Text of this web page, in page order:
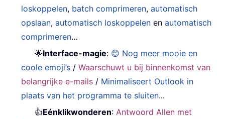
loskoppelen, batch comprimeren,automatisch
opslaan,automatisch loskoppelen enautomatisch
comprimeren…
🌟Interface-magie: 😊 Nog meer mooie en
coole emoji’s /Waarschuwt u bij binnenkomst van
belangrijke e-mails / Minimaliseert Outlook in
plaats van het programma te sluiten...
👍Eénklikwonderen: Antwoord Allen met